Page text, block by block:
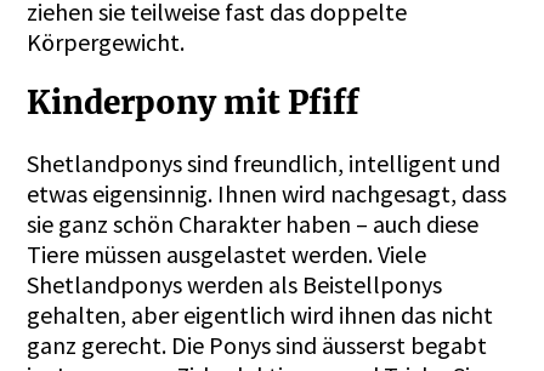
ziehen sie teilweise fast das doppelte
Körpergewicht.
Kinderpony mit Pfiff
Shetlandponys sind freundlich, intelligent und
etwas eigensinnig. Ihnen wird nachgesagt, dass
sie ganz schön Charakter haben – auch diese
Tiere müssen ausgelastet werden. Viele
Shetlandponys werden als Beistellponys
gehalten, aber eigentlich wird ihnen das nicht
ganz gerecht. Die Ponys sind äusserst begabt